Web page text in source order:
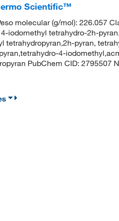
Scientific™
molecular (g/mol): 226.057
iodomethyl tetrahydro-2h-
tetrahydropyran,2h-pyran,
4-
PubChem CID: 2795507